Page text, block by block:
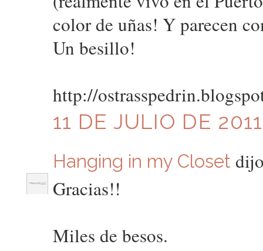
color de uñas! Y parecen
Un besillo!
http://
11 DE JULIO DE
Hanging in my Closet
Gracias!!
Miles de besos.